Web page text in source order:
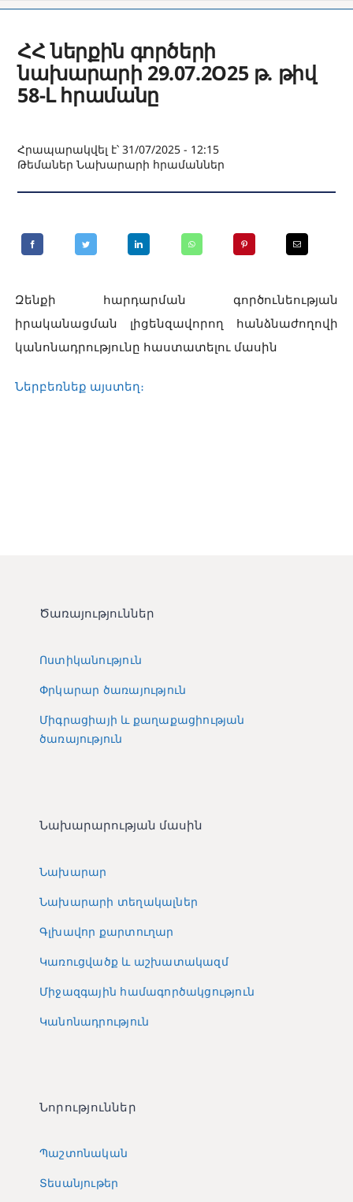
ՀՀ ներքին գործերի
նախարարի 29.07.2O25 թ. թիվ
58-Լ հրամանը
Հրապարակվել է՝ 31/07/2025 - 12:15
ԹեմաներՆախարարի հրամաններ
Զենքի հարդարման գործունեության
իրականացման լիցենզավորող հանձնաժողովի
կանոնադրությունը հաստատելու մասին
Ներբեռնեք այստեղ։
Ծառայություններ
Ոստիկանություն
Փրկարար ծառայություն
Միգրացիայի և քաղաքացիության
ծառայություն
Նախարարության մասին
Նախարար
Նախարարի տեղակալներ
Գլխավոր քարտուղար
Կառուցվածք և աշխատակազմ
Միջազգային համագործակցություն
Կանոնադրություն
Նորություններ
Պաշտոնական
Տեսանյութեր